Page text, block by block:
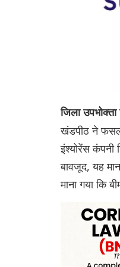
जिला
खंडपीठ ने फसल
इंश्योरेंस कंपनी
बावजूद, यह
माना गया कि